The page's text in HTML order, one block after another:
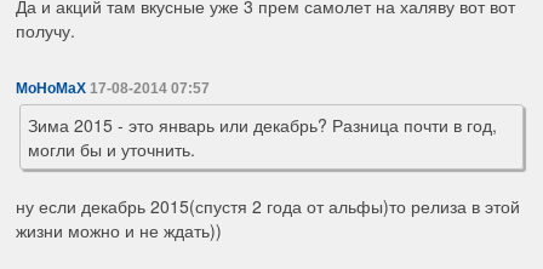
Да и акций там вкусные уже 3 прем самолет на халяву вот вот
получу.
MoHoMaX 17-08-2014 07:57
Зима 2015 - это январь или декабрь? Разница почти в год,
могли бы и уточнить.
ну если декабрь 2015(спустя 2 года от альфы)то релиза в этой
жизни можно и не ждать))